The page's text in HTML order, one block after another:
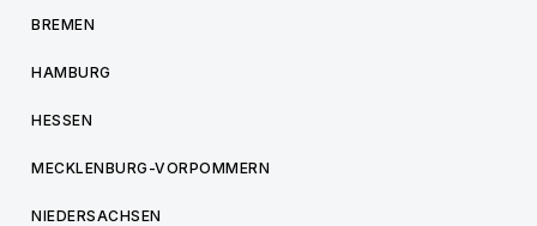
BREMEN
HAMBURG
HESSEN
MECKLENBURG-VORPOMMERN
NIEDERSACHSEN